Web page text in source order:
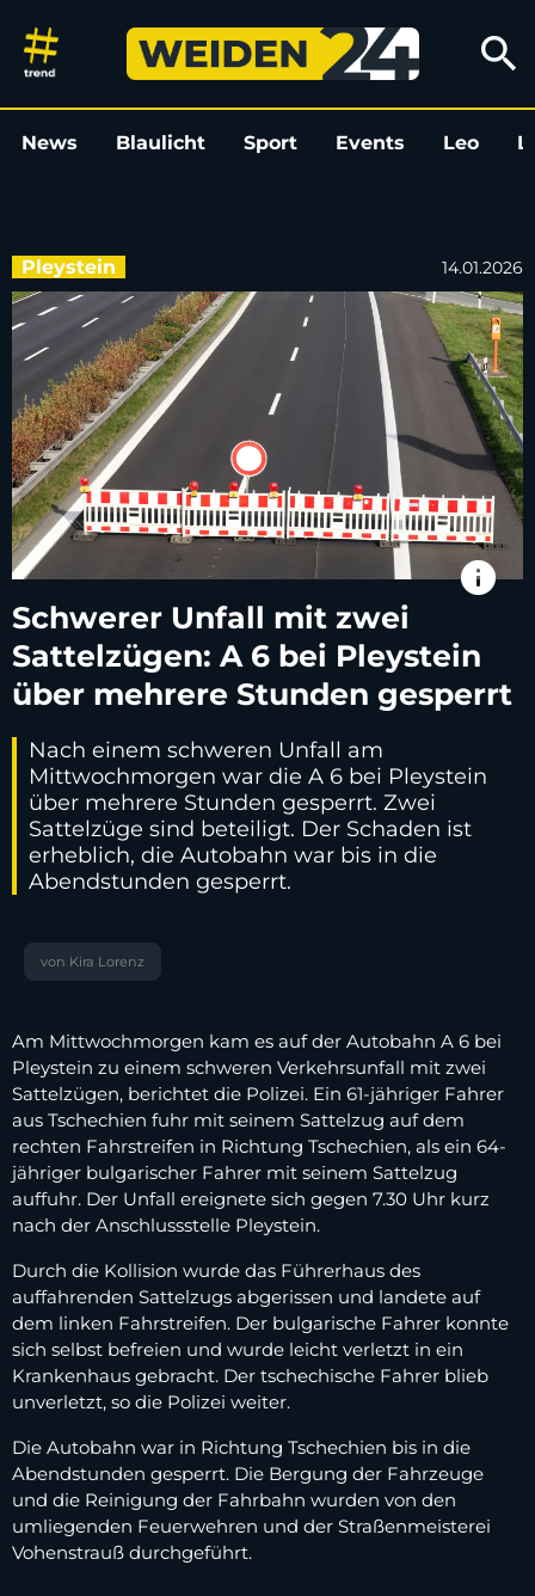
Schwerer Unfall mit zwei
search
News Blaulicht Sport Events Leo
Pleystein 14.01.2026
info
Schwerer Unfall mit zwei
Sattelzügen: A 6 bei Pleystein
über mehrere Stunden gesperrt
Nach einem schweren Unfall am
Mittwochmorgen war die A 6 bei Pleystein
über mehrere Stunden gesperrt. Zwei
Sattelzüge sind beteiligt. Der Schaden ist
erheblich, die Autobahn war bis in die
Abendstunden gesperrt.
von Kira Lorenz
Am Mittwochmorgen kam es auf der Autobahn A 6 bei
Pleystein zu einem schweren Verkehrsunfall mit zwei
Sattelzügen, berichtet die Polizei. Ein 61-jähriger Fahrer
aus Tschechien fuhr mit seinem Sattelzug auf dem
rechten Fahrstreifen in Richtung Tschechien, als ein 64-
jähriger bulgarischer Fahrer mit seinem Sattelzug
auffuhr. Der Unfall ereignete sich gegen 7.30 Uhr kurz
nach der Anschlussstelle Pleystein.
Durch die Kollision wurde das Führerhaus des
auffahrenden Sattelzugs abgerissen und landete auf
dem linken Fahrstreifen. Der bulgarische Fahrer konnte
sich selbst befreien und wurde leicht verletzt in ein
Krankenhaus gebracht. Der tschechische Fahrer blieb
unverletzt, so die Polizei weiter.
Die Autobahn war in Richtung Tschechien bis in die
Abendstunden gesperrt. Die Bergung der Fahrzeuge
und die Reinigung der Fahrbahn wurden von den
umliegenden Feuerwehren und der Straßenmeisterei
Vohenstrauß durchgeführt.